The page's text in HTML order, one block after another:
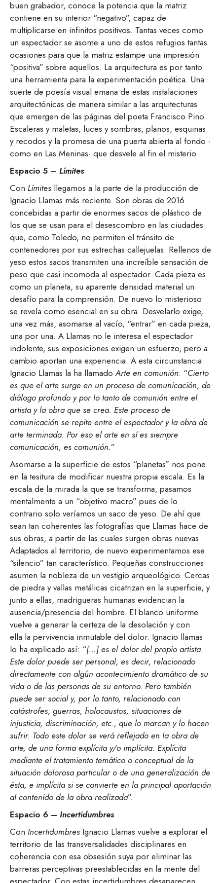
buen grabador, conoce la potencia que la matriz
contiene en su interior “negativo”, capaz de
multiplicarse en infinitos positivos. Tantas veces como
un espectador se asome a uno de estos refugios tantas
ocasiones para que la matriz estampe una impresión
“positiva” sobre aquellos. La arquitectura es por tanto
una herramienta para la experimentación poética. Una
suerte de poesía visual emana de estas instalaciones
arquitectónicas de manera similar a las arquitecturas
que emergen de las páginas del poeta Francisco Pino.
Escaleras y maletas, luces y sombras, planos, esquinas
y recodos y la promesa de una puerta abierta al fondo -
como en Las Meninas- que desvele al fin el misterio.
Espacio 5 – Límites
Con Límites llegamos a la parte de la producción de
Ignacio Llamas más reciente. Son obras de 2016
concebidas a partir de enormes sacos de plástico de
los que se usan para el desescombro en las ciudades
que, como Toledo, no permiten el tránsito de
contenedores por sus estrechas callejuelas. Rellenos de
yeso estos sacos transmiten una increíble sensación de
peso que casi incomoda al espectador. Cada pieza es
como un planeta, su aparente densidad material un
desafío para la comprensión. De nuevo lo misterioso
se revela como esencial en su obra. Desvelarlo exige,
una vez más, asomarse al vacío, “entrar” en cada pieza,
una por una. A Llamas no le interesa el espectador
indolente, sus exposiciones exigen un esfuerzo, pero a
cambio aportan una experiencia. A esta circunstancia
Ignacio Llamas la ha llamadoArte en comunión: “Cierto
es que el arte surge en un proceso de comunicación, de
diálogo profundo y por lo tanto de comunión entre el
artista y la obra que se crea. Este proceso de
comunicación se repite entre el espectador y la obra de
arte terminada. Por eso el arte en sí es siempre
comunicación, es comunión.”
Asomarse a la superficie de estos “planetas” nos pone
en la tesitura de modificar nuestra propia escala. Es la
escala de la mirada la que se transforma, pasamos
mentalmente a un “objetivo macro” pues de lo
contrario solo veríamos un saco de yeso. De ahí que
sean tan coherentes las fotografías que Llamas hace de
sus obras, a partir de las cuales surgen obras nuevas.
Adaptados al territorio, de nuevo experimentamos ese
“silencio” tan característico. Pequeñas construcciones
asumen la nobleza de un vestigio arqueológico. Cercas
de piedra y vallas metálicas cicatrizan en la superficie, y
junto a ellas, madrigueras humanas evidencian la
ausencia/presencia del hombre. El blanco uniforme
vuelve a generar la certeza de la desolación y con
ella la pervivencia inmutable del dolor. Ignacio llamas
lo ha explicado así: “[…] es el dolor del propio artista.
Este dolor puede ser personal, es decir, relacionado
directamente con algún acontecimiento dramático de su
vida o de las personas de su entorno. Pero también
puede ser social y, por lo tanto, relacionado con
catástrofes, guerras, holocaustos, situaciones de
injusticia, discriminación, etc., que lo marcan y lo hacen
sufrir. Todo este dolor se verá reflejado en la obra de
arte, de una forma explícita y/o implícita. Explícita
mediante el tratamiento temático o conceptual de la
situación dolorosa particular o de una generalización de
ésta; e implícita si se convierte en la principal aportación
al contenido de la obra realizada”.
Espacio 6 – Incertidumbres
Con Incertidumbres Ignacio Llamas vuelve a explorar el
territorio de las transversalidades disciplinares en
coherencia con esa obsesión suya por eliminar las
barreras perceptivas preestablecidas en la mente del